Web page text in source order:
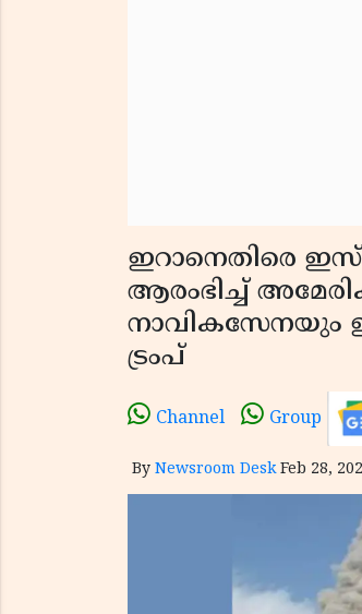
ഇറാനെതിരെ
ആരംഭിച്ച്
നാവികസേനയും
ട്രംപ്
Channel Group
By Newsroom Desk Feb 28,